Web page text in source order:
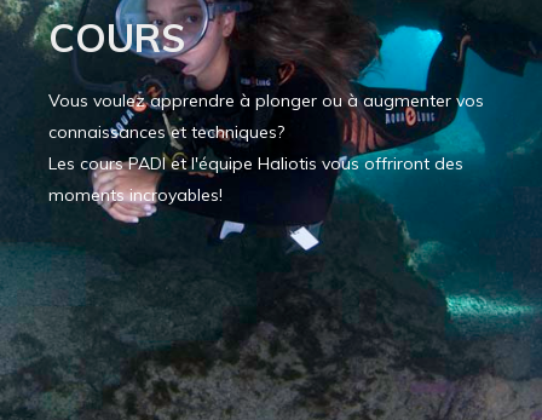
COURS
Vous voulez apprendre à plonger ou à augmenter vos
connaissances et techniques?
Les cours PADI et l'équipe Haliotis vous offriront des
moments incroyables!